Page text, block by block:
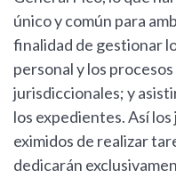
único y común para
finalidad de gestionar
personal y los
jurisdiccionales; y
los expedientes. Así
eximidos de realizar
dedicarán